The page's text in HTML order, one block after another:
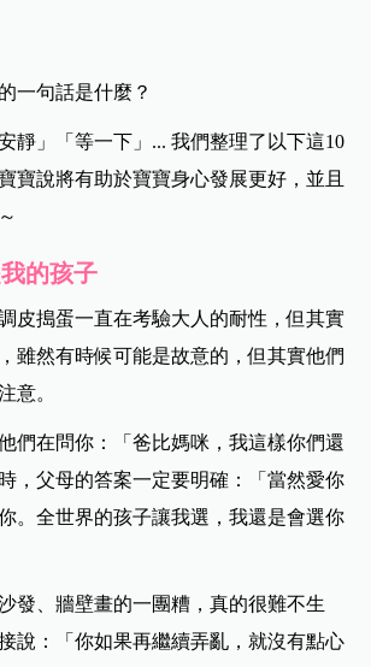
一句話是什麼？
靜」「等一下」... 我們整理了以下這10
寶說將有助於寶寶身心發展更好，並且
的孩子
皮搗蛋一直在考驗大人的耐性，但其實
雖然有時候可能是故意的，但其實他們
意。
們在問你：「爸比媽咪，我這樣你們還
，父母的答案一定要明確：「當然愛你
。全世界的孩子讓我選，我還是會選你
發、牆壁畫的一團糟，真的很難不生
說：「你如果再繼續弄亂，就沒有點心